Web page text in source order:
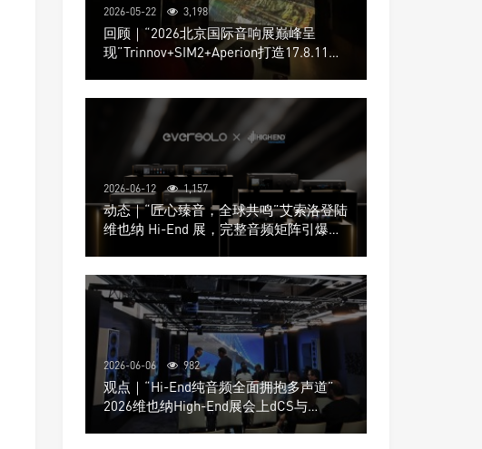
2026-05-22 3,198
回顾｜“2026北京国际音响展巅峰呈
现”Trinnov+SIM2+Aperion打造17.8.11声
2026-06-12 1,157
动态｜“匠心臻音，全球共鸣”艾索洛登陆
维也纳 Hi-End 展，完整音频矩阵引爆关
2026-06-06 982
观点｜“Hi-End纯音频全面拥抱多声道”
2026维也纳High-End展会上dCS与
Trinnov Audio搭建多声道演示系统